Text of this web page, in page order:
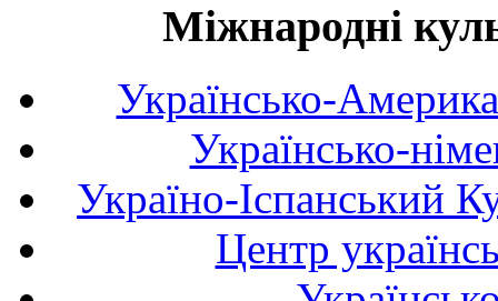
Міжнародні
Українсько-
Українсько-
Україно-Іспанський
Центр